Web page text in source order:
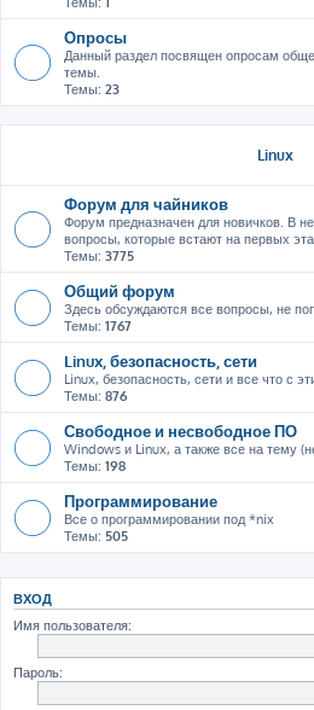
Опросы
Данный раздел посвящен опросам
темы.
Темы: 23
Linux
Форум для чайников
Форум предназначен для новичков. В
вопросы, которые встают на первых
Темы: 3775
Общий форум
Здесь обсуждаются все вопросы, не
Темы: 1767
Linux, безопасность, сети
Linux, безопасность, сети и все что с
Темы: 876
Свободное и несвободное ПО
Windows и Linux, а также все на тему
Темы: 198
Программирование
Все о программировании под *nix
Темы: 505
ВХОД
Имя пользователя:
Пароль: